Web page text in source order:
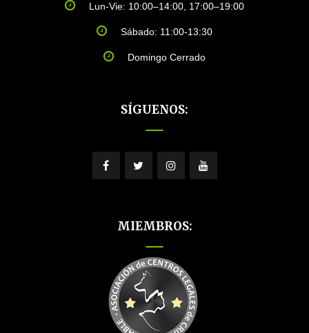
Lun-Vie: 10:00–14:00, 17:00–19:00
Sábado: 11:00-13:30
Domingo Cerrado
SÍGUENOS:
MIEMBROS: